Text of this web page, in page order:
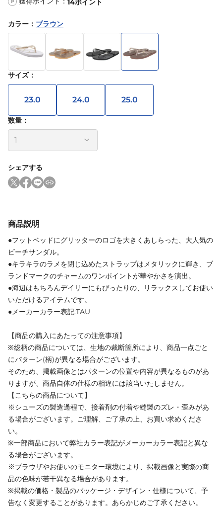
14ポイント
カラー ： ブラウン
サイズ：
23.0 24.0 25.0
数量：
シェアする
商品説明
●フットベッドにグリッターのロゴを大きくあしらった、大人気の
ビーチサンダル。
●キラキラのラメを閉じ込めたストラップはメタリックに輝き、ブ
ランドマークのチャームのワンポイントが華やかさを演出。
●海辺はもちろんデイリーにもぴったりの、リラックスしてお使い
いただけるアイテムです。
●メーカーカラー表記:TAU
【商品の購入にあたっての注意事項】
※総柄の商品については、生地の裁断箇所により、商品一点ごと
にパターン(柄)が異なる場合がございます。
そのため、掲載画像とはパターンの位置や内容が異なるものがあ
りますが、商品自体の仕様の相違には該当いたしません。
【こちらの商品について】
※シューズの製造過程で、接着剤の付着や縫製のズレ・歪みがあ
る場合がございます。ご理解、ご了承の上、お買い求めくださ
い。
※一部商品において弊社カラー表記がメーカーカラー表記と異な
る場合がございます。
※ブラウザやお使いのモニター環境により、掲載画像と実際の商
品の色味が若干異なる場合があります。
※掲載の価格・製品のパッケージ・デザイン・仕様について、予
告なく変更することがあります。あらかじめご了承ください。